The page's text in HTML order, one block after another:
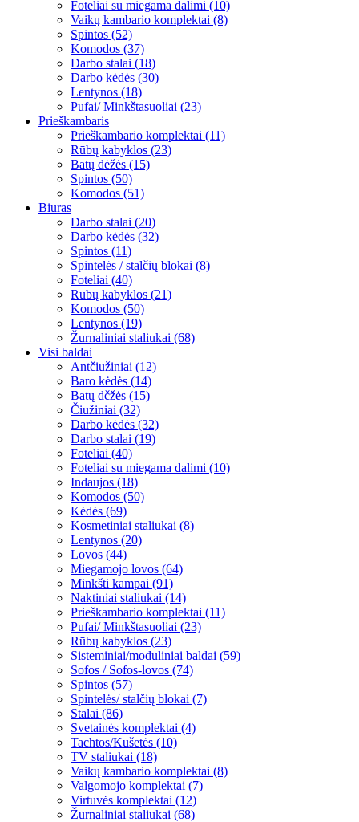
Foteliai su miegama dalimi (10)
Vaikų kambario komplektai (8)
Spintos (52)
Komodos (37)
Darbo stalai (18)
Darbo kėdės (30)
Lentynos (18)
Pufai/ Minkštasuoliai (23)
Prieškambaris
Prieškambario komplektai (11)
Rūbų kabyklos (23)
Batų dėžės (15)
Spintos (50)
Komodos (51)
Biuras
Darbo stalai (20)
Darbo kėdės (32)
Spintos (11)
Spintelės / stalčių blokai (8)
Foteliai (40)
Rūbų kabyklos (21)
Komodos (50)
Lentynos (19)
Žurnaliniai staliukai (68)
Visi baldai
Antčiužiniai (12)
Baro kėdės (14)
Batų dčžės (15)
Čiužiniai (32)
Darbo kėdės (32)
Darbo stalai (19)
Foteliai (40)
Foteliai su miegama dalimi (10)
Indaujos (18)
Komodos (50)
Kėdės (69)
Kosmetiniai staliukai (8)
Lentynos (20)
Lovos (44)
Miegamojo lovos (64)
Minkšti kampai (91)
Naktiniai staliukai (14)
Prieškambario komplektai (11)
Pufai/ Minkštasuoliai (23)
Rūbų kabyklos (23)
Sisteminiai/moduliniai baldai (59)
Sofos / Sofos-lovos (74)
Spintos (57)
Spintelės/ stalčių blokai (7)
Stalai (86)
Svetainės komplektai (4)
Tachtos/Kušetės (10)
TV staliukai (18)
Vaikų kambario komplektai (8)
Valgomojo komplektai (7)
Virtuvės komplektai (12)
Žurnaliniai staliukai (68)